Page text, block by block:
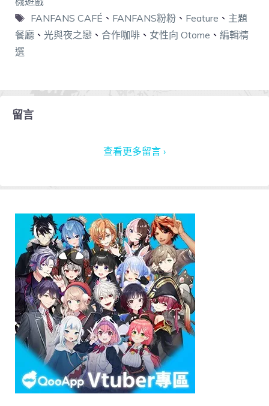
FANFANS CAFÉ 、 FANFANS粉粉、 Feature 、 主題
餐廳 、 光與夜之戀 、 合作咖啡 、 女性向 Otome 、 編輯精
選
留言
查看更多留言 ›